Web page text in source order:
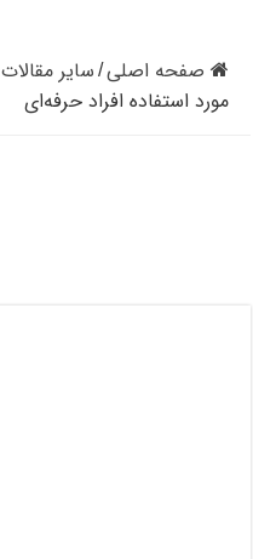
صفحه اصلی/ سایر مقالات
مورد استفاده افراد حرفه‌ای